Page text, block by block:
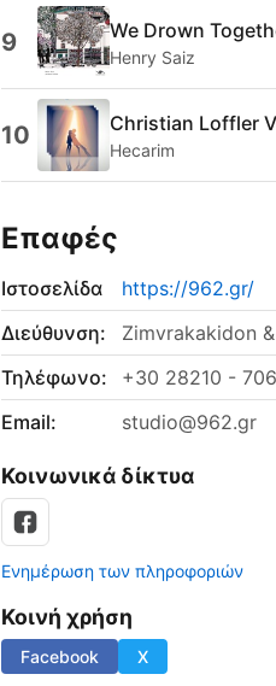
9 We Drown
Henry Saiz
10 Christian Loffler
Hecarim
Επαφές
Ιστοσελίδα
https://962.gr/
Διεύθυνση:
Zimvrakakidon
Τηλέφωνο:
+30 28210 -
Email:
studio@962.gr
Κοινωνικά δίκτυα
Ενημέρωση των πληροφοριών
Κοινή χρήση
Facebook X